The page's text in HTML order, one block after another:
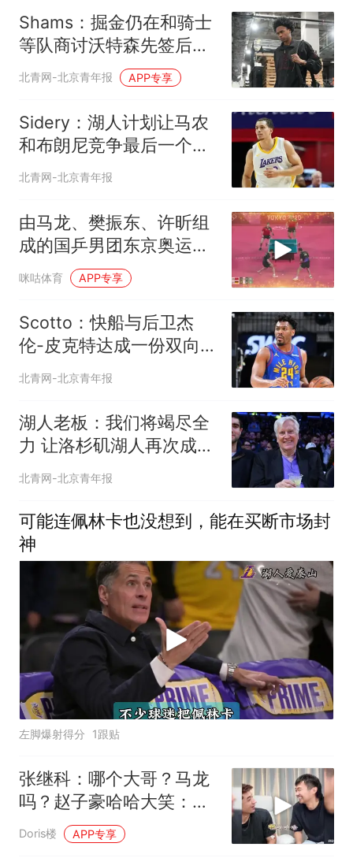
Shams：掘金仍在和骑士
等队商讨沃特森先签后换
的可能性
北青网-北京青年报 APP专享
Sidery：湖人计划让马农
和布朗尼竞争最后一个轮
换位置
北青网-北京青年报
由马龙、樊振东、许昕组
成的国乒男团东京奥运会
夺冠，达成该项目四连冠
的成就
咪咕体育 APP专享
Scotto：快船与后卫杰
伦-皮克特达成一份双向合
同
北青网-北京青年报
湖人老板：我们将竭尽全
力 让洛杉矶湖人再次成为
冠军之师
北青网-北京青年报
可能连佩林卡也没想到，能在买断市场封
神
左脚爆射得分 1跟贴
张继科：哪个大哥？马龙
吗？赵子豪哈哈大笑：不
是
Doris楼 APP专享